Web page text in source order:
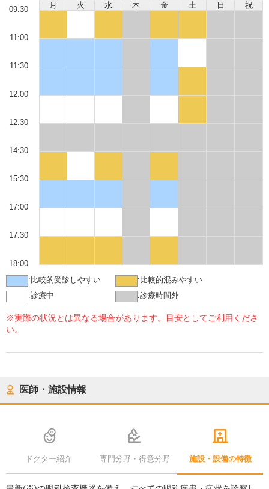
月 火 水 木 金 土 日 祝
09:30
11:00
11:30
12:00
12:30
14:30
15:30
17:00
17:30
18:00
: 比較的受診しやすい : 比較的混みやすい
:診療中 :診療時間外
※実際の状況とは異なる場合があります。目安としてご利用くださ
い。
医師・施設情報
ドクター紹介 専門分野・得意分野 施設・設備の特徴